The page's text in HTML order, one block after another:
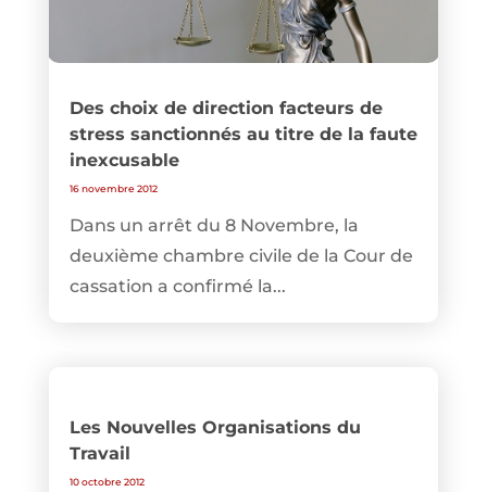
Des choix de direction facteurs de
stress sanctionnés au titre de la faute
inexcusable
16 novembre 2012
Dans un arrêt du 8 Novembre, la
deuxième chambre civile de la Cour de
cassation a confirmé la...
Les Nouvelles Organisations du
Travail
10 octobre 2012